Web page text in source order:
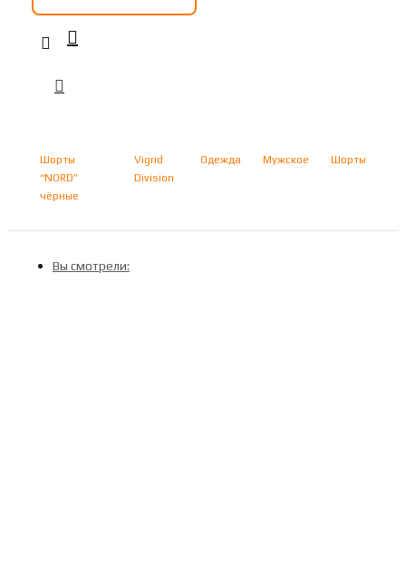
Шорты
“NORD”
чёрные
Vigrid
Division
Одежда Мужское Шорты
Вы смотрели: